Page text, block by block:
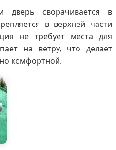
дверь сворачивается в
в верхней части
не требует места для
на ветру, что делает
комфортной.